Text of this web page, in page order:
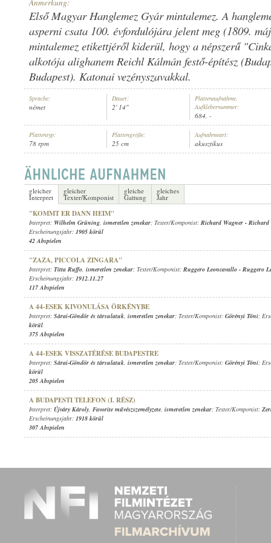
ISMERETLEN ZENEKAR
Anmerkung:
Első Magyar Hanglemez Gyár mintalemez. A
asperni csata 100. évfordulójára jelent meg (1809.
mintalemez etikettjéről kiderül, hogy a népszerű
alkotója alighanem Reichl Kálmán festő-építész
Budapest). Katonai vezényszavakkal.
Sprache:
német
Dauer:
2' 14"
Plattenaufnahme,
Aufklebernummer:
684, -
Plattentyp:
78 rpm
Plattengröße:
25 cm
Aufnahmeart:
akusztikus
gleicher
Interpret
gleicher
Texter/Komponist
gleiche
Gattung
gleiches
Jahr
"KOMMT ER DANN HEIM"
Interpret: Wilhelm Grüning, ismeretlen zenekar; Texter/Komponist: Richard Wagner - Richard
Erscheinungsjahr: 1905 körül
42 Abspielen
"ZAZA, PICCOLA ZINGARA"
Interpret: Titta Ruffo, ismeretlen zenekar; Texter/Komponist: Ruggero Leoncavallo - Ruggero
Erscheinungsjahr: 1912.11.27
117 Abspielen
A 44-ESEK KIVONULÁSA ÖRKÉNYBE
Interpret: Sárai-Göndör és társulatuk, ismeretlen zenekar; Texter/Komponist: Görényi Tóni;
körül
375 Abspielen
A 44-ESEK VISSZATÉRÉSE BUDAPESTRE
Interpret: Sárai-Göndör és társulatuk, ismeretlen zenekar; Texter/Komponist: Görényi Tóni;
körül
205 Abspielen
A BUDAPESTI TELEFON (I. RÉSZ)
Interpret: Újváry Károly, Favorite művészszemélyzete, ismeretlen zenekar; Texter/Komponist:
Erscheinungsjahr: 1918 körül
307 Abspielen